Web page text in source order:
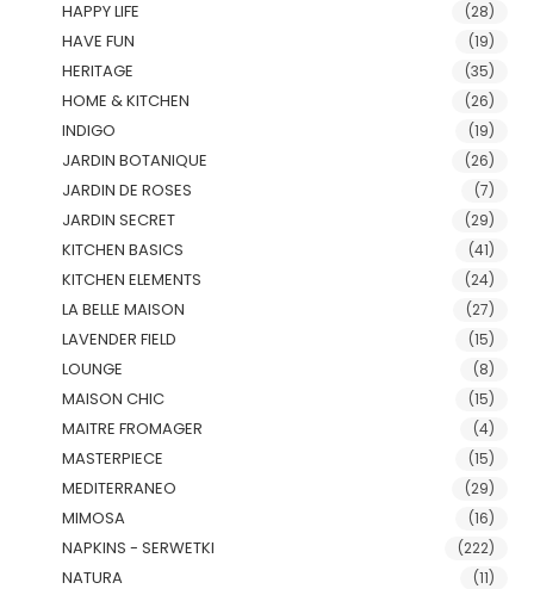
HAPPY LIFE (28)
HAVE FUN (19)
HERITAGE (35)
HOME & KITCHEN (26)
INDIGO (19)
JARDIN BOTANIQUE (26)
JARDIN DE ROSES (7)
JARDIN SECRET (29)
KITCHEN BASICS (41)
KITCHEN ELEMENTS (24)
LA BELLE MAISON (27)
LAVENDER FIELD (15)
LOUNGE (8)
MAISON CHIC (15)
MAITRE FROMAGER (4)
MASTERPIECE (15)
MEDITERRANEO (29)
MIMOSA (16)
NAPKINS - SERWETKI (222)
NATURA (11)